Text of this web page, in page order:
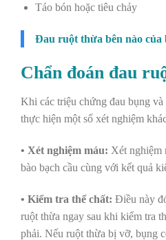
Táo bón hoặc tiêu chảy
Đau ruột thừa bên nào của
Chẩn đoán đau
Khi các triệu chứng đau bụng
thực hiện một số xét nghiệm
• Xét nghiệm máu: Xét nghiệm
bào bạch cầu cùng với kết quả
• Kiểm tra thể chất: Điều này
ruột thừa ngay sau khi kiểm tra
phải. Nếu ruột thừa bị vỡ, bụng